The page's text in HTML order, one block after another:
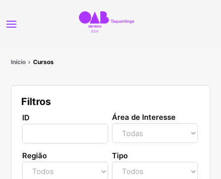
Início Cursos
Filtros
ID Área de Interesse
Região Tipo